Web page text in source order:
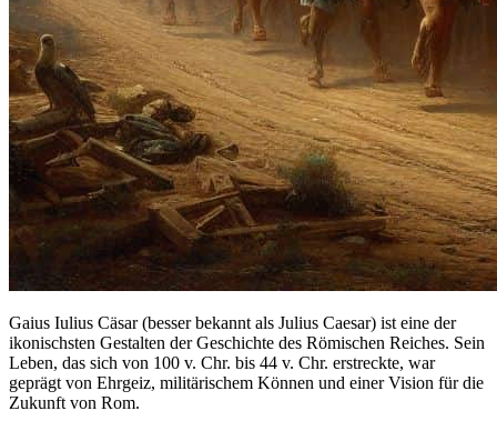
Gaius Iulius Cäsar (besser bekannt als Julius Caesar) ist eine der
ikonischsten Gestalten der Geschichte des Römischen Reiches. Sein
Leben, das sich von 100 v. Chr. bis 44 v. Chr. erstreckte, war
geprägt von Ehrgeiz, militärischem Können und einer Vision für die
Zukunft von Rom.